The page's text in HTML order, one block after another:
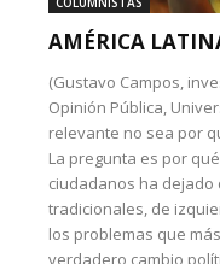
AMÉRICA
(Gustavo Campos,
Opinión Pública,
relevante no sea por
La pregunta es por
ciudadanos ha
tradicionales, de
los problemas que
verdadero cambio